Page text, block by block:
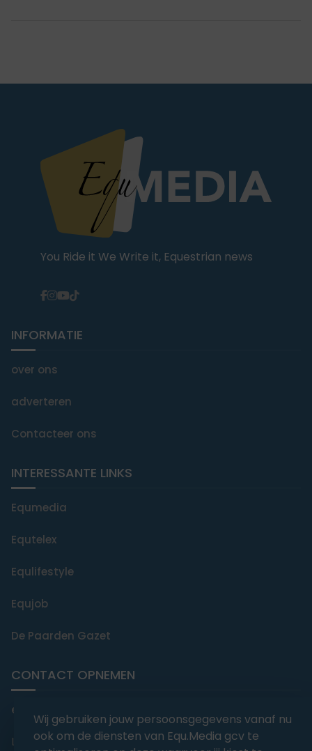
You Ride it We Write it, Equestrian news
INFORMATIE
over ons
adverteren
Contacteer ons
INTERESSANTE LINKS
Equmedia
Equtelex
Equlifestyle
Equjob
De Paarden Gazet
CONTACT OPNEMEN
editorial@equmedia.be
Langendamdreef 22 9880 Aalter België
Wij gebruiken jouw persoonsgegevens vanaf nu
ook om de diensten van Equ.Media gcv te